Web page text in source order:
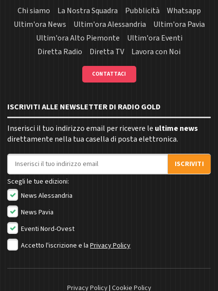
Chi siamo La Nostra Squadra Pubblicità
Whatsapp
Ultim'ora News
Ultim'ora Alessandria
Ultim'ora Pavia
Ultim'ora Alto Piemonte
Ultim'ora Eventi
Diretta Radio
Diretta TV Lavora con Noi
CONTATTACI
ISCRIVITI ALLE NEWSLETTER DI RADIO GOLD
Inserisci il tuo indirizzo email per ricevere le ultime news
direttamente nella tua casella di posta elettronica.
Indirizzo email
ISCRIVITI
Scegli le tue edizioni:
News Alessandria
News Pavia
Eventi Nord-Ovest
Accetto l'iscrizione e la Privacy Policy
Privacy Policy| Cookie Policy